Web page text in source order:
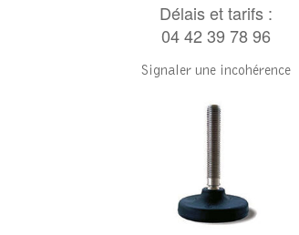
Délais et tarifs :
04 42 39 78 96
Signaler une incohérence